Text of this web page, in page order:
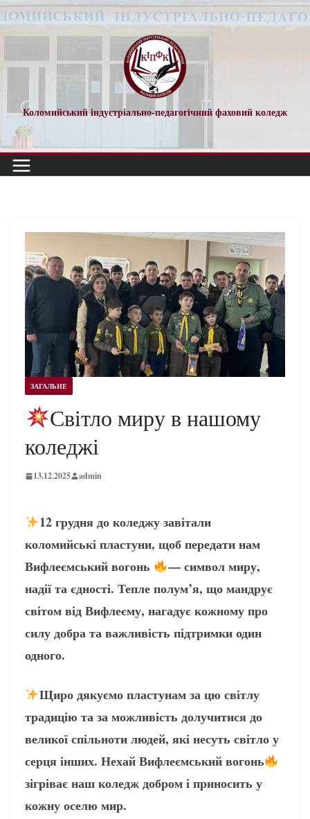
Коломийський індустріально-педагогічний фаховий коледж
ЗАГАЛЬНЕ
Світло миру в нашому
коледжі
13.12.2025 admin
12 грудня до коледжу завітали
коломийські пластуни, щоб передати нам
Вифлеємський вогонь
— символ миру,
надії та єдності. Тепле полум’я, що мандрує
світом від Вифлеєму, нагадує кожному про
силу добра та важливість підтримки один
одного.
Щиро дякуємо пластунам за цю світлу
традицію та за можливість долучитися до
великої спільноти людей, які несуть світло у
серця інших. Нехай Вифлеємський вогонь
зігріває наш коледж добром і приносить у
кожну оселю мир.